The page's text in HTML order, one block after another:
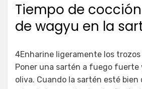
Tiempo de
de wagyu en la
4Enharine ligeramente los
Poner una sartén a fuego fuerte
oliva. Cuando la sartén esté bien